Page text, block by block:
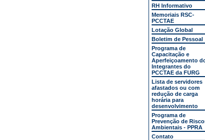
RH Informativo
Memoriais RSC-
PCCTAE
Lotação Global
Boletim de Pessoal
Programa de
Capacitação e
Aperfeiçoamento
Integrantes do
PCCTAE da FURG
Lista de servidores
afastados ou com
redução de carga
horária para
desenvolvimento
Programa de
Prevenção de
Ambientais - PPRA
Contato